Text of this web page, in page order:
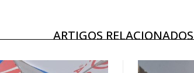
ARTIGOS RELACIONADOS